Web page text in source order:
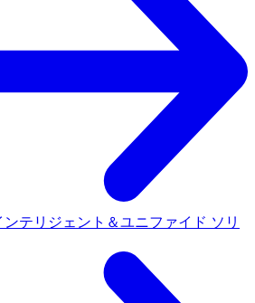
ンテリジェント＆ユニファイド ソリ